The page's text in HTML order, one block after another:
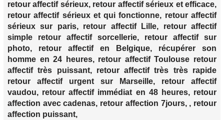
retour affectif sérieux, retour affectif sérieux et efficace,
retour affectif sérieux et qui fonctionne, retour affectif
sérieux sur paris, retour affectif Lille, retour affectif
simple retour affectif sorcellerie, retour affectif sur
photo, retour affectif en Belgique, récupérer son
homme en 24 heures, retour affectif Toulouse retour
affectif très puissant, retour affectif très très rapide
retour affectif urgent sur Marseille, retour affectif
vaudou, retour affectif immédiat en 48 heures, retour
affection avec cadenas, retour affection 7jours, , retour
affection puissant,